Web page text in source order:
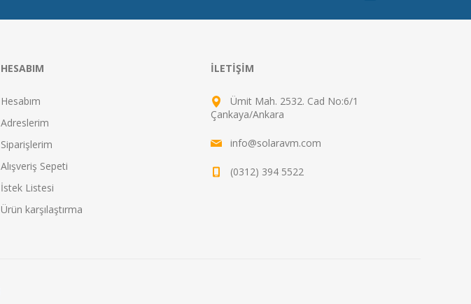
HESABIM
Hesabım
Adreslerim
Siparişlerim
Alışveriş Sepeti
İstek Listesi
Ürün karşılaştırma
İLETIŞIM
Ümit Mah. 2532. Cad No:6/1
Çankaya/Ankara
info@solaravm.com
(0312) 394 5522